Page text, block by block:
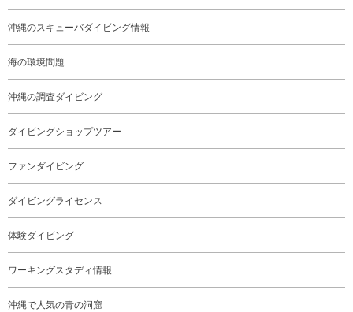
沖縄のスキューバダイビング情報
海の環境問題
沖縄の調査ダイビング
ダイビングショップツアー
ファンダイビング
ダイビングライセンス
体験ダイビング
ワーキングスタディ情報
沖縄で人気の青の洞窟